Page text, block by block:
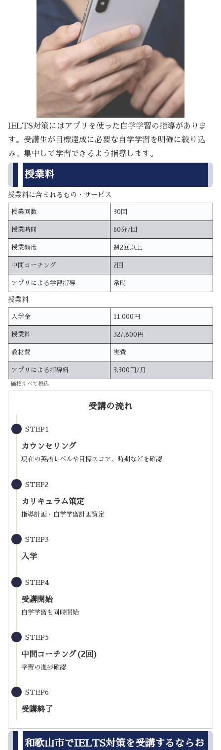
IELTS対策にはアプリを使った自学学習の指導がありま
す。受講生が目標達成に必要な自学学習を明確に絞り込
み、集中して学習できるよう指導します。
授業料
授業料に含まれるもの・サービス
授業回数 30回
授業時間 60分/回
授業頻度 週2回以上
中間コーチング 2回
アプリによる学習指導 常時
授業料
入学金 11,000円
授業料 327,800円
教材費 実費
アプリによる指導料 3,300円/月
価格すべて税込
受講の流れ
STEP1
カウンセリング
現在の英語レベルや目標スコア、時期などを確認
STEP2
カリキュラム策定
指導計画・自学学習計画策定
STEP3
入学
STEP4
受講開始
自学学習も同時開始
STEP5
中間コーチング(2回)
学習の進捗確認
STEP6
受講終了
和歌山市でIELTS対策を受講するならお